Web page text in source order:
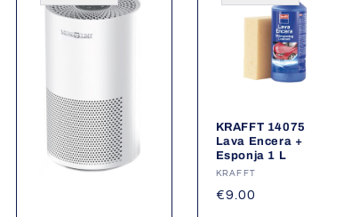
KRAFFT 14075
Lava Encera +
Esponja 1 L
Fornecedor:
KRAFFT
Preço
€9.00